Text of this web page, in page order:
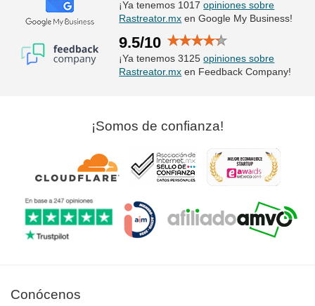
¡Ya tenemos 1017opiniones sobre
Rastreator.mx en Google My Business!
9.5/10
¡Ya tenemos 3125opiniones sobre
Rastreator.mx en Feedback Company!
¡Somos de confianza!
Conócenos